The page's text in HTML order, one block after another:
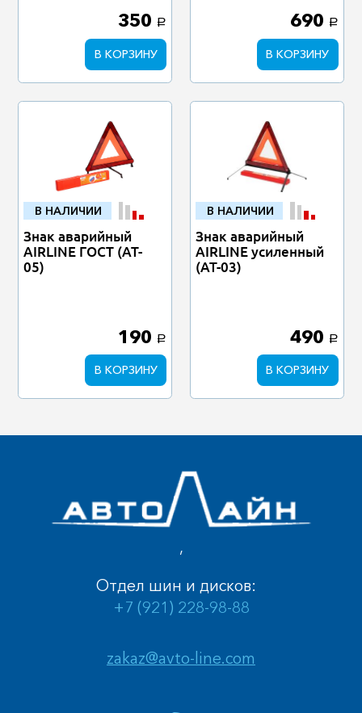
350 a
В КОРЗИНУ
690 a
В КОРЗИНУ
В НАЛИЧИИ
Знак аварийный
AIRLINE ГОСТ (AT-
05)
190 a
В КОРЗИНУ
В НАЛИЧИИ
Знак аварийный
AIRLINE усиленный
(AT-03)
490 a
В КОРЗИНУ
,
zakaz@avto-line.com
Отдел шин и дисков:
+7 (921) 228-98-88